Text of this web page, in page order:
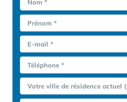
Nom *
Prénom *
E-mail *
Téléphone *
Votre ville de résidence actuel